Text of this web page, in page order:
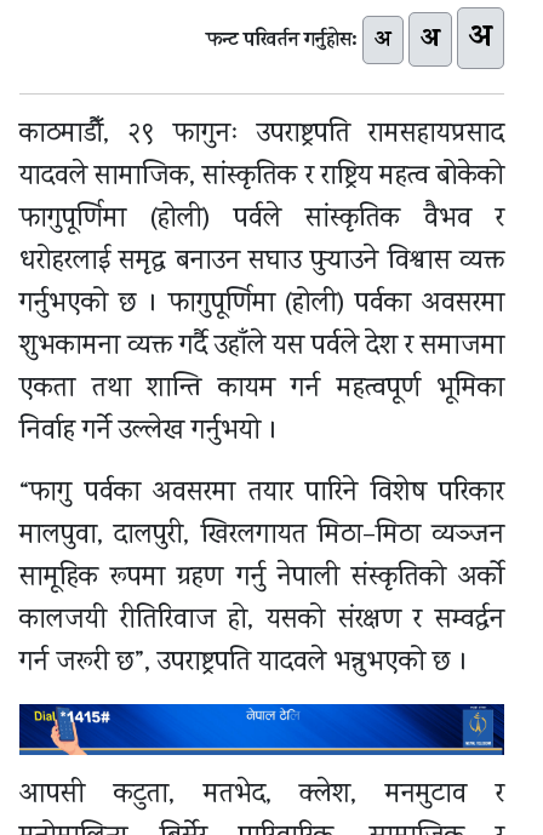
फन्ट परिवर्तन गर्नुहोस: अ अ अ
काठमाडौँ, २९ फागुनः उपराष्ट्रपति रामसहायप्रसाद
यादवले सामाजिक, सांस्कृतिक र राष्ट्रिय महत्व बोकेको
फागुपूर्णिमा (होली) पर्वले सांस्कृतिक वैभव र
धरोहरलाई समृद्ध बनाउन सघाउ पुर्‍याउने विश्वास व्यक्त
गर्नुभएको छ । फागुपूर्णिमा (होली) पर्वका अवसरमा
शुभकामना व्यक्त गर्दै उहाँले यस पर्वले देश र समाजमा
एकता तथा शान्ति कायम गर्न महत्वपूर्ण भूमिका
निर्वाह गर्ने उल्लेख गर्नुभयो ।
“फागु पर्वका अवसरमा तयार पारिने विशेष परिकार
मालपुवा, दालपुरी, खिरलगायत मिठा–मिठा व्यञ्जन
सामूहिक रूपमा ग्रहण गर्नु नेपाली संस्कृतिको अर्को
कालजयी रीतिरिवाज हो, यसको संरक्षण र सम्वर्द्धन
गर्न जरूरी छ”, उपराष्ट्रपति यादवले भन्नुभएको छ ।
आपसी कटुता, मतभेद, क्लेश, मनमुटाव र